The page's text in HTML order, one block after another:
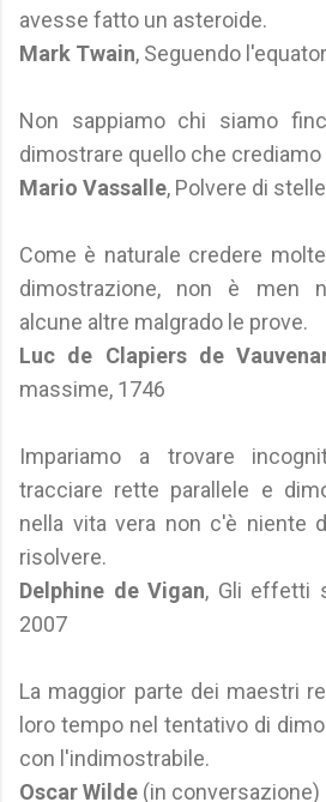
avesse fatto un asteroide.
Mark Twain, Seguendo
Non sappiamo chi siamo
dimostrare quello che crediamo
Mario Vassalle, Polvere di
Come è naturale credere
dimostrazione, non è men
alcune altre malgrado le prove.
Luc de Clapiers de
massime, 1746
Impariamo a trovare
tracciare rette parallele e
nella vita vera non c'è niente
risolvere.
Delphine de Vigan, Gli effetti
2007
La maggior parte dei maestri
loro tempo nel tentativo di
con l'indimostrabile.
Oscar Wilde (in conversazione)